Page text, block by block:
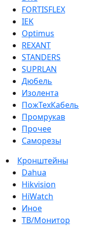
FORTISFLEX
IEK
Optimus
REXANT
STANDERS
SUPRLAN
Дюбель
Изолента
ПожТехКабель
Промрукав
Прочее
Саморезы
Кронштейны
Dahua
Hikvision
HiWatch
Иное
ТВ/Монитор